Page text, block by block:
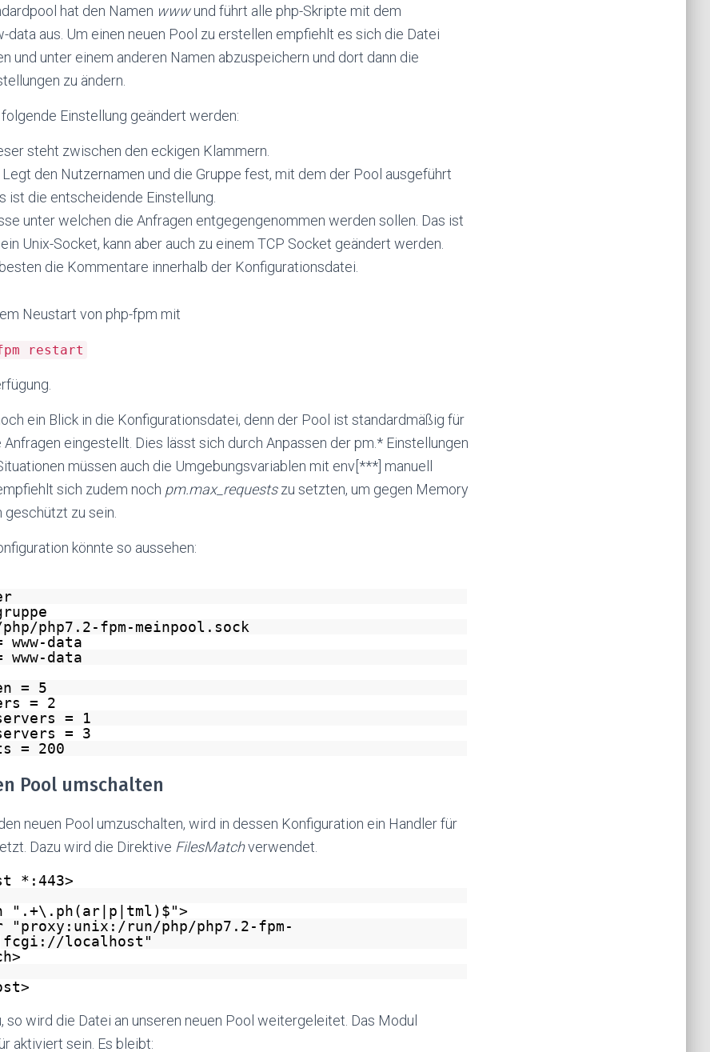
hat den Namen wwwund führt alle php-Skripte mit dem
data aus. Um einen neuen Pool zu erstellen empfiehlt es sich die Datei
und unter einem anderen Namen abzuspeichern und dort dann die
zu ändern.
Einstellung geändert werden:
steht zwischen den eckigen Klammern.
Legt den Nutzernamen und die Gruppe fest, mit dem der Pool ausgeführt
ist die entscheidende Einstellung.
unter welchen die Anfragen entgegengenommen werden sollen. Das ist
Unix-Socket, kann aber auch zu einem TCP Socket geändert werden.
die Kommentare innerhalb der Konfigurationsdatei.
Neustart von php-fpm mit
restart
ein Blick in die Konfigurationsdatei, denn der Pool ist standardmäßig für
eingestellt. Dies lässt sich durch Anpassen der pm.* Einstellungen
müssen auch die Umgebungsvariablen mit env[***] manuell
sich zudem noch pm.max_requestszu setzten, um gegen Memory
geschützt zu sein.
könnte so aussehen:
php7.2-fpm-meinpool.sock
data
data
= 5
= 2
= 1
= 3
= 200
Pool umschalten
neuen Pool umzuschalten, wird in dessen Konfiguration ein Handler für
Dazu wird die Direktive FilesMatchverwendet.
*:443>
".+\.ph(ar|p|tml)$">
"proxy:unix:/run/php/php7.2-fpm-
fcgi://localhost "
so wird die Datei an unseren neuen Pool weitergeleitet. Das Modul
aktiviert sein. Es bleibt: